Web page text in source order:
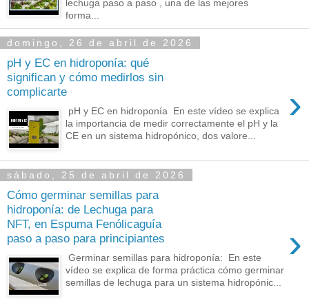
lechuga paso a paso , una de las mejores
forma...
domingo, 26 de abril de 2026
pH y EC en hidroponía: qué
significan y cómo medirlos sin
complicarte
›
pH y EC en hidroponía En este vídeo se explica
la importancia de medir correctamente el pH y la
CE en un sistema hidropónico, dos valore...
sábado, 25 de abril de 2026
Cómo germinar semillas para
hidroponía: de Lechuga para
NFT, en Espuma Fenólicaguía
paso a paso para principiantes
›
Germinar semillas para hidroponía: En este
vídeo se explica de forma práctica cómo germinar
semillas de lechuga para un sistema hidropónic...